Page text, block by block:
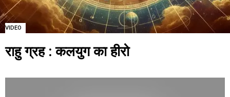
VIDEO
राहु ग्रह : कलयुग का हीरो